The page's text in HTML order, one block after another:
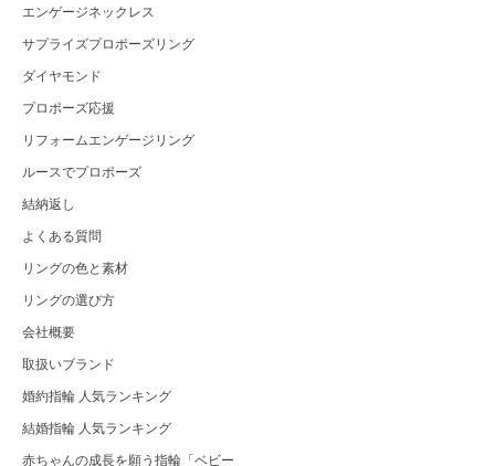
エンゲージネックレス
サプライズプロポーズリング
ダイヤモンド
プロポーズ応援
リフォームエンゲージリング
ルースでプロポーズ
結納返し
よくある質問
リングの色と素材
リングの選び方
会社概要
取扱いブランド
婚約指輪 人気ランキング
結婚指輪 人気ランキング
赤ちゃんの成長を願う指輪「ベビー